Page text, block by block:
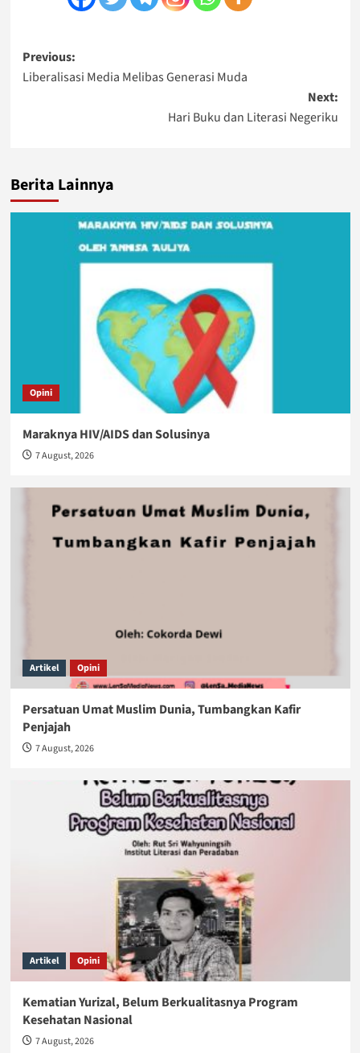
Post
navigation
Previous:
Liberalisasi Media Melibas Generasi Muda
Next:
Hari Buku dan Literasi Negeriku
Berita Lainnya
Opini
Maraknya HIV/AIDS dan Solusinya
7 August, 2026
Artikel Opini
Persatuan Umat Muslim Dunia, Tumbangkan Kafir
Penjajah
7 August, 2026
Artikel Opini
Kematian Yurizal, Belum Berkualitasnya Program
Kesehatan Nasional
7 August, 2026